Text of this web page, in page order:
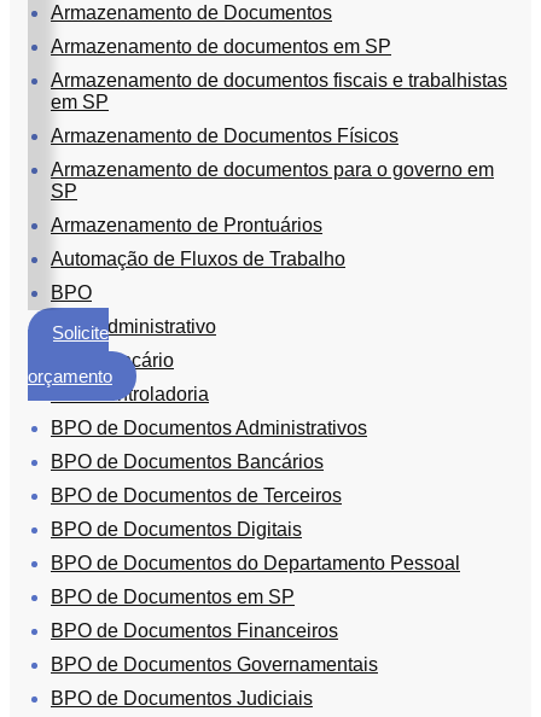
Formalização
e
Processamento
Documentos
Gestão
Documentos
Digitalização
de
Documentos
Guarda
de
Conversão
Mídias
C.O.L.D
WEB
CENTRALINF
Solicite
orçamento
Armazenamento de Documentos
Armazenamento de documentos em SP
Armazenamento de documentos fiscais e trabalhistas
em SP
Armazenamento de Documentos Físicos
Armazenamento de documentos para o governo em
SP
Armazenamento de Prontuários
Automação de Fluxos de Trabalho
BPO
BPO administrativo
BPO Bancário
BPO controladoria
BPO de Documentos Administrativos
BPO de Documentos Bancários
BPO de Documentos de Terceiros
BPO de Documentos Digitais
BPO de Documentos do Departamento Pessoal
BPO de Documentos em SP
BPO de Documentos Financeiros
BPO de Documentos Governamentais
BPO de Documentos Judiciais